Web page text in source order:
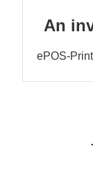
An
ePOS-